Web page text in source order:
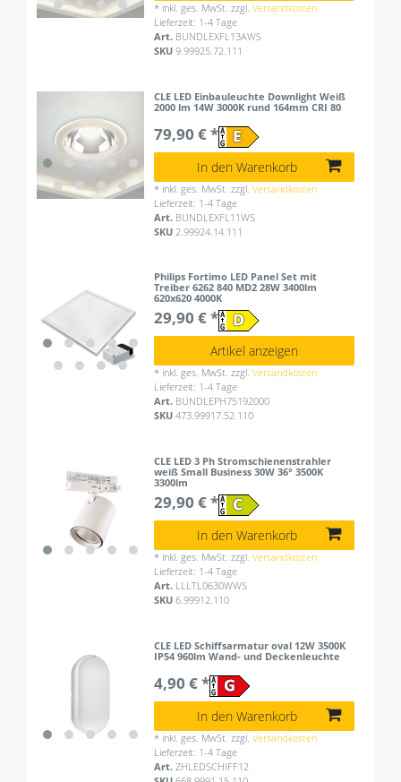
* inkl. ges. MwSt. zzgl.Versandkosten
Lieferzeit: 1-4 Tage
Art. BUNDLEXFL13AWS
SKU9.99925.72.111
CLE LED Einbauleuchte Downlight Weiß
2000 lm 14W 3000K rund 164mm CRI 80
79,90 € *
In den Warenkorb
* inkl. ges. MwSt. zzgl.Versandkosten
Lieferzeit: 1-4 Tage
Art. BUNDLEXFL11WS
SKU 2.99924.14.111
Philips Fortimo LED Panel Set mit
Treiber 6262 840 MD2 28W 3400lm
620x620 4000K
29,90 € *
Artikel anzeigen
* inkl. ges. MwSt. zzgl.Versandkosten
Lieferzeit: 1-4 Tage
Art. BUNDLEPH75192000
SKU473.99917.52.110
CLE LED 3 Ph Stromschienenstrahler
weiß Small Business 30W 36° 3500K
3300lm
29,90 € *
In den Warenkorb
* inkl. ges. MwSt. zzgl.Versandkosten
Lieferzeit: 1-4 Tage
Art. LLLTL0630WWS
SKU6.99912.110
CLE LED Schiffsarmatur oval 12W 3500K
IP54 960lm Wand- und Deckenleuchte
4,90 € *
In den Warenkorb
* inkl. ges. MwSt. zzgl.Versandkosten
Lieferzeit: 1-4 Tage
Art.ZHLEDSCHIFF12